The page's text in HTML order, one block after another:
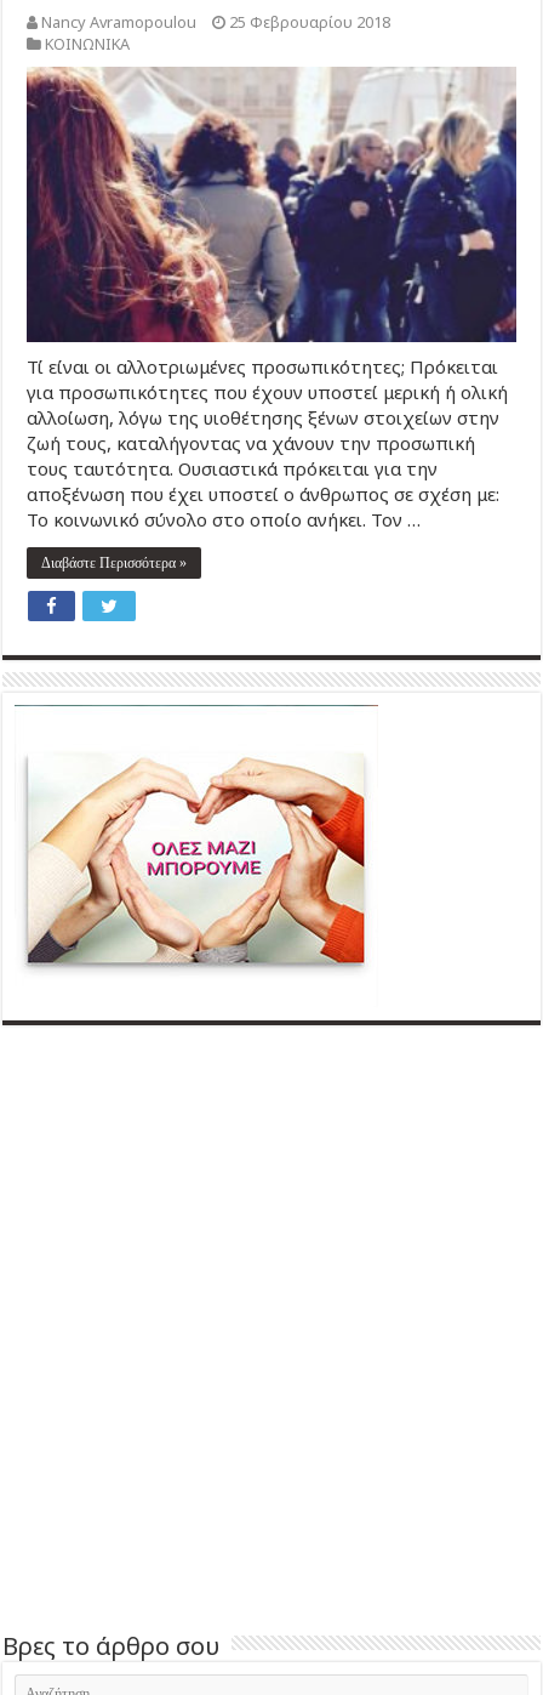
Nancy Avramopoulou
25 Φεβρουαρίου 2018
ΚΟΙΝΩΝΙΚΑ
Τί είναι οι αλλοτριωμένες προσωπικότητες; Πρόκειται
για προσωπικότητες που έχουν υποστεί μερική ή ολική
αλλοίωση, λόγω της υιοθέτησης ξένων στοιχείων στην
ζωή τους, καταλήγοντας να χάνουν την προσωπική
τους ταυτότητα. Ουσιαστικά πρόκειται για την
αποξένωση που έχει υποστεί ο άνθρωπος σε σχέση με:
Το κοινωνικό σύνολο στο οποίο ανήκει. Τον …
Διαβάστε Περισσότερα »
Βρες το άρθρο σου